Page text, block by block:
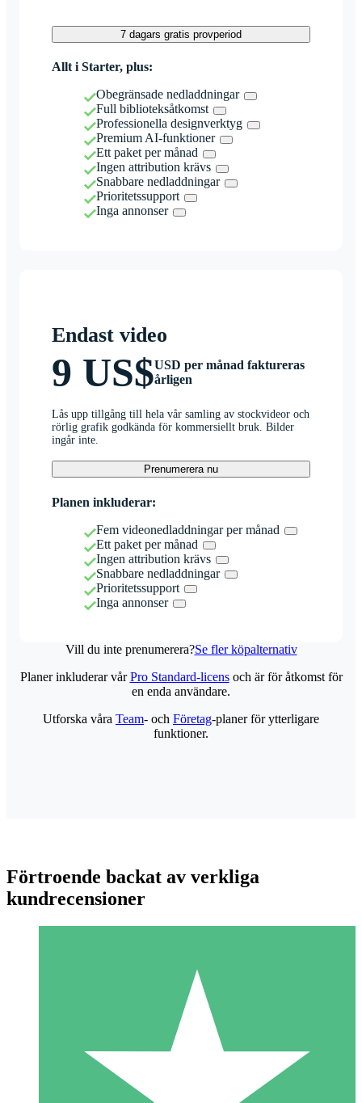
7 dagars gratis provperiod
Allt i Starter, plus:
Obegränsade nedladdningar
Full biblioteksåtkomst
Professionella designverktyg
Premium AI-funktioner
Ett paket per månad
Ingen attribution krävs
Snabbare nedladdningar
Prioritetssupport
Inga annonser
Endast video
9 US$USD per månad faktureras
årligen
Lås upp tillgång till hela vår samling av stockvideor och
rörlig grafik godkända för kommersiellt bruk. Bilder
ingår inte.
Prenumerera nu
Planen inkluderar:
Fem videonedladdningar per månad
Ett paket per månad
Ingen attribution krävs
Snabbare nedladdningar
Prioritetssupport
Inga annonser
Vill du inte prenumerera?Se fler köpalternativ
Individuella Kreditpaket
Betala per användning med nedladdningskrediter. Inget
Planer inkluderar vårPro Standard-licensoch är för åtkomst för
en enda användare.
Utforska våra Team- och Företag-planer för ytterligare
funktioner.
Förtroende backat av verkliga
kundrecensioner